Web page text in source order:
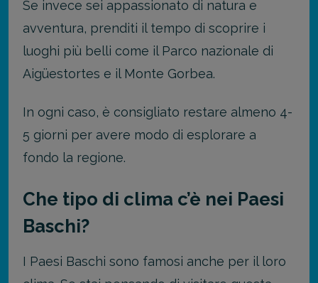
Se invece sei appassionato di natura e
avventura, prenditi il tempo di scoprire i
luoghi più belli come il Parco nazionale di
Aigüestortes e il Monte Gorbea.
In ogni caso, è consigliato restare almeno 4-
5 giorni per avere modo di esplorare a
fondo la regione.
Che tipo di clima c’è nei Paesi
Baschi?
I Paesi Baschi sono famosi anche per il loro